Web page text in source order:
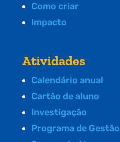
Como criar
Impacto
Atividades
Calendário anual
Cartão de aluno
Investigação
Programa de Gestão